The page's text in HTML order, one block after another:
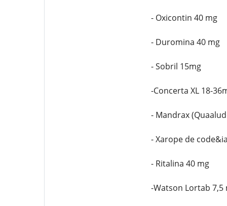
- Oxicontin 40 mg
- Duromina 40 mg
- Sobril 15mg
-Concerta XL 18-
- Mandrax
- Xarope de
- Ritalina 40 mg
-Watson Lortab 7,5